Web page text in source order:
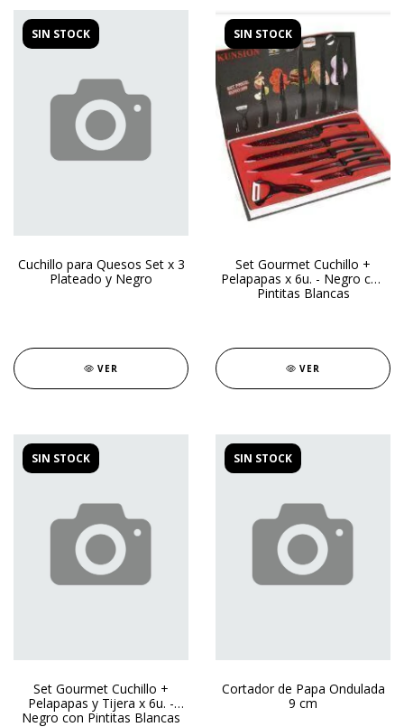
SIN STOCK
Cuchillo para Quesos Set x 3
Plateado y Negro
VER
SIN STOCK
Set Gourmet Cuchillo +
Pelapapas x 6u. - Negro con
Pintitas Blancas
VER
SIN STOCK
Set Gourmet Cuchillo +
Pelapapas y Tijera x 6u. -
Negro con Pintitas Blancas
SIN STOCK
Cortador de Papa Ondulada
9 cm